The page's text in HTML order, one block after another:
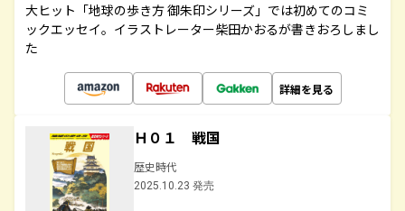
大ヒット「地球の歩き方 御朱印シリーズ」では初めてのコミ
ックエッセイ。イラストレーター柴田かおるが書きおろしまし
た
詳細を見る
Ｈ０１ 戦国
歴史時代
2025.10.23 発売